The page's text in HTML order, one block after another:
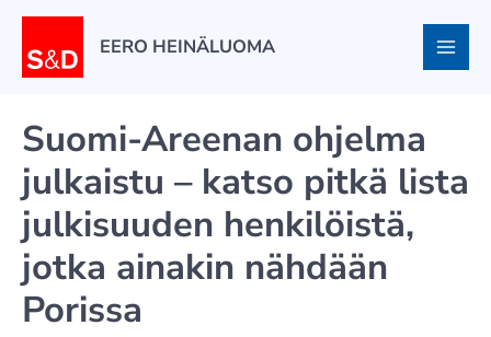
Siirry
EERO HEINÄLUOMA
Suomi-Areenan ohjelma
julkaistu – katso pitkä lista
julkisuuden henkilöistä,
jotka ainakin nähdään
Porissa